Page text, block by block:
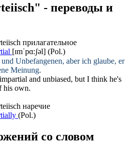
- переводы и
прилагательное
[ɪmˈpɑ:ʃəl] (Pol.)
und Unbefangenen, aber ich glaube, er
Meinung.
impartial and unbiased, but I think he's
his own.
наречие
(Pol.)
со словом